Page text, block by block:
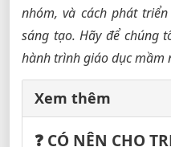
nhóm, và cách phát
sáng tạo. Hãy để chúng
hành trình giáo dục mầm
Xem thêm
❓ CÓ NÊN CHO